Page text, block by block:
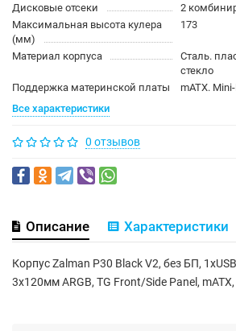
Дисковые отсеки
2
Максимальная высота кулера
(мм)
173
Материал корпуса
Сталь.
стекло
Поддержка материнской платы
mATX.
Все характеристики
0 отзывов
Описание Характеристики
Корпус Zalman P30 Black V2, без БП,
3x120мм ARGB, TG Front/Side Panel,